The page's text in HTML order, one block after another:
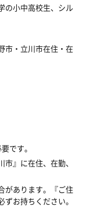
の小中高校生、シル
市・立川市在住・在
です。
』に在住、在勤、
があります。『ご住
お持ちください。